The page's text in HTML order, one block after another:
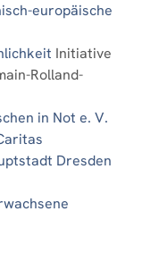
europäische
Initiative
Rolland-
in Not e. V.
Dresden